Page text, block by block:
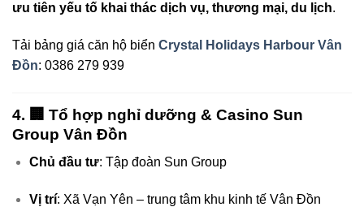
ưu tiên yếu tố khai thác dịch vụ, thương mại, du lịch.
Tải bảng giá căn hộ biển Crystal Holidays Harbour Vân
Đồn: 0386 279 939
4. 🏢 Tổ hợp nghỉ dưỡng & Casino Sun
Group Vân Đồn
Chủ đầu tư: Tập đoàn Sun Group
Vị trí: Xã Vạn Yên – trung tâm khu kinh tế Vân Đồn